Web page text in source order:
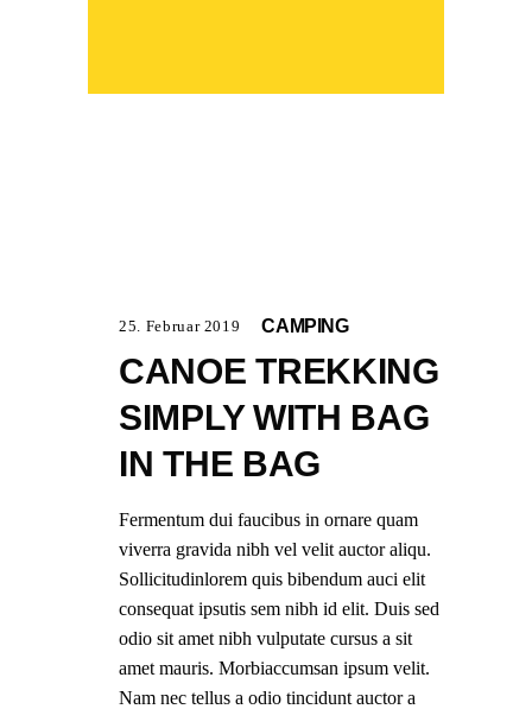
25. Februar 2019 CAMPING
CANOE TREKKING
SIMPLY WITH BAG
IN THE BAG
Fermentum dui faucibus in ornare quam
viverra gravida nibh vel velit auctor aliqu.
Sollicitudinlorem quis bibendum auci elit
consequat ipsutis sem nibh id elit. Duis sed
odio sit amet nibh vulputate cursus a sit
amet mauris. Morbiaccumsan ipsum velit.
Nam nec tellus a odio tincidunt auctor a